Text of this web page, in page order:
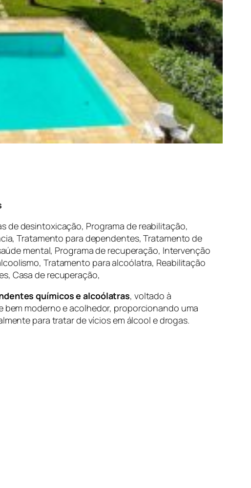
de desintoxicação, Programa de reabilitação,
Tratamento para dependentes, Tratamento de
mental, Programa de recuperação, Intervenção
Tratamento para alcoólatra, Reabilitação
Casa de recuperação,
químicos e alcoólatras, voltado à
bem moderno e acolhedor, proporcionando uma
para tratar de vícios em álcool e drogas.